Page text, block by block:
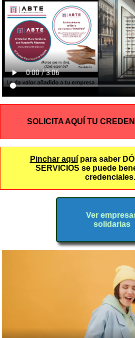
SOLICITA AQUÍ TU
Pinchar aquípara saber
SERVICIOS se puede
ABTE
A.B.T.E. Actividades
A.B.T.E. Club de
A.B.T.E.
A.B.T.E. Montaña
A.B.T.E. Paseos de
A.B.T.E.
A.B.T.E. Salidas
A.B.T.E.
A.B.T.E. Tenis
A.B.T.E. Yoga
Ver
solidarias